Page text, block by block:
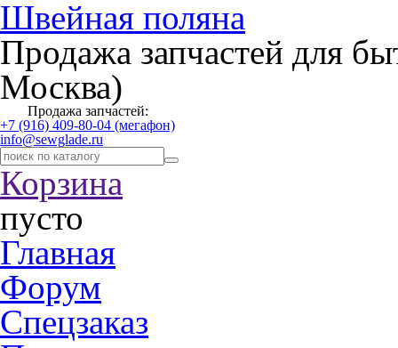
Швейная поляна
Продажа запчастей для
Москва)
Продажа запчастей:
+7 (916) 409-80-04 (мегафон)
info@sewglade.ru
Корзина
пусто
Главная
Форум
Спецзаказ